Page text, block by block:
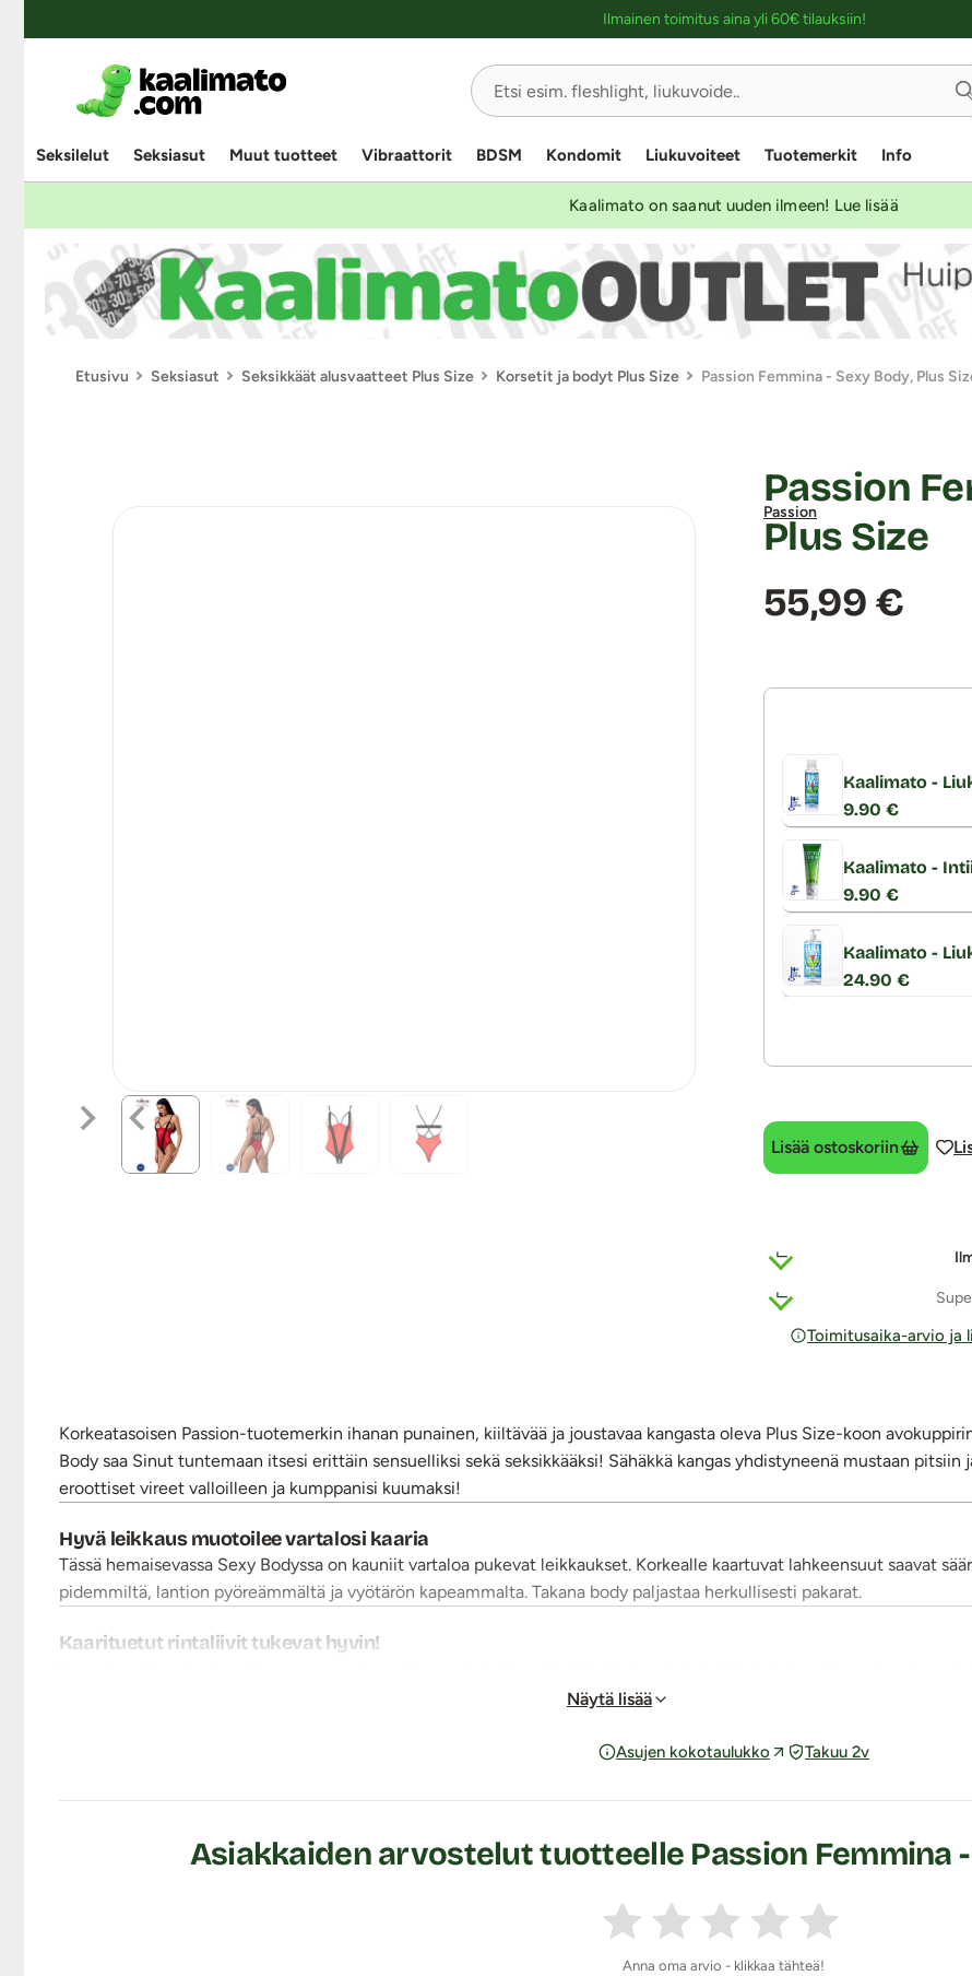
Ilmainen toimitus aina yli 60€ tilauksiin!
Seksilelut Seksiasut Muut tuotteet Vibraattorit BDSM Kondomit Liukuvoiteet Tuotemerkit Info
Kaalimato on saanut uuden ilmeen! Lue lisää
Etusivu Seksiasut Seksikkäät alusvaatteet Plus Size Korsetit ja bodyt Plus Size Passion Femmina - Sexy Body, Plus
Passion
Passion
Plus Size
Hinta:
55,99 €
Kaalimato -
9.90 €
Kaalimato -
9.90 €
Kaalimato -
24.90 €
Lisää ostoskoriin
Toimitusaika-arvio ja
Korkeatasoisen Passion-tuotemerkin ihanan punainen, kiiltävää ja joustavaa kangasta oleva Plus Size-koon
Body saa Sinut tuntemaan itsesi erittäin sensuelliksi sekä seksikkääksi! Sähäkkä kangas yhdistyneenä mustaan pitsiin
eroottiset vireet valloilleen ja kumppanisi kuumaksi!
Hyvä leikkaus muotoilee vartalosi kaaria
Tässä hemaisevassa Sexy Bodyssa on kauniit vartaloa pukevat leikkaukset. Korkealle kaartuvat lahkeensuut saavat
pidemmiltä, lantion pyöreämmältä ja vyötärön kapeammalta. Takana body paljastaa herkullisesti pakarat.
Kaarituetut rintaliivit tukevat hyvin!
pitsi. Selkäpuolella ristiin menevät olkaimet ovat säädettävät. Avokuppirintaliiviosassa nännien yli kulkee
tahansa! Poikittain rintojen yläpuolitse kulkee lisäksi musta, joustava somistenauha rintoja kauniisti kehystäen. Sexy
Punainen polyesterisekoitekangas tuntuu ihanan viileältä iholla ja liukuu käden alla suloisesti. Asu kuivuu pesun
Näytä lisää
Asujen kokotaulukko Takuu 2v
Asiakkaiden arvostelut tuotteelle Passion Femmina -
Anna oma arvio - klikkaa tähteä!